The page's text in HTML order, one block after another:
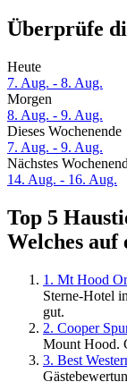
Überprüfe
Heute
7. Aug. - 8. Aug.
Morgen
8. Aug. - 9. Aug.
Dieses Wochenende
7. Aug. - 9. Aug.
Nächstes
14. Aug. - 16. Aug.
Top 5
Welches
1. Mt Hood
Sterne-Hotel
gut.
2. Cooper
Mount Hood.
3. Best